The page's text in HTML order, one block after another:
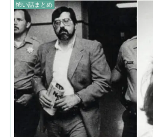
怖い話まとめ